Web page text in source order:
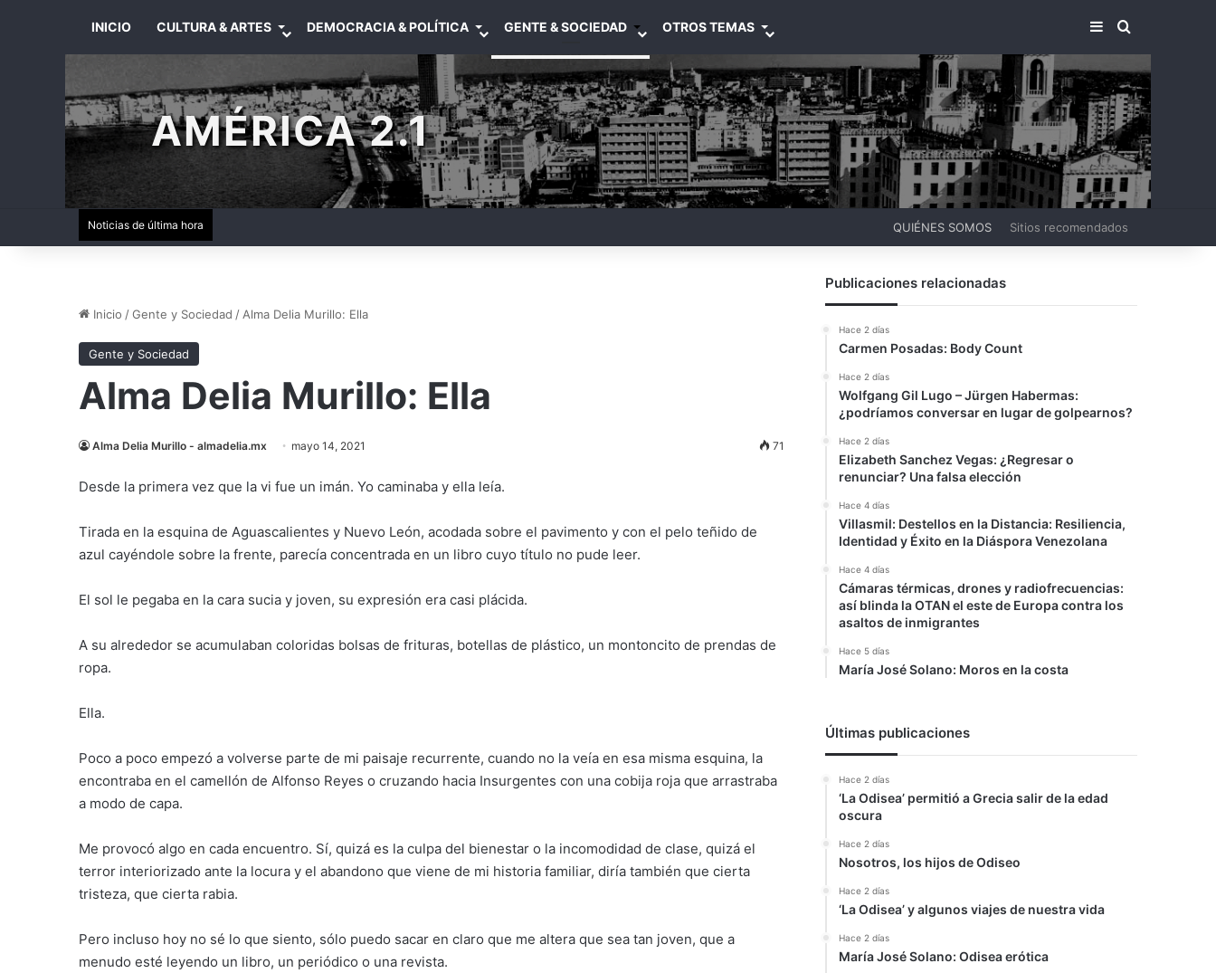
INICIO CULTURA & ARTES DEMOCRACIA & POLÍTICA GENTE & SOCIEDAD OTROS TEMAS BARRA LATERAL
BUSCAR
AMÉRICA 2.1
Noticias de última hora QUIÉNES SOMOS Sitios recomendados
Inicio /Gente y Sociedad / Alma Delia Murillo: Ella
Gente y Sociedad
Alma Delia Murillo: Ella
Alma Delia Murillo - almadelia.mx mayo 14, 2021 71
Desde la primera vez que la vi fue un imán. Yo caminaba y ella leía.
Tirada en la esquina de Aguascalientes y Nuevo León, acodada sobre el pavimento y con el pelo teñido de
azul cayéndole sobre la frente, parecía concentrada en un libro cuyo título no pude leer.
El sol le pegaba en la cara sucia y joven, su expresión era casi plácida.
A su alrededor se acumulaban coloridas bolsas de frituras, botellas de plástico, un montoncito de prendas de
ropa.
Ella.
Poco a poco empezó a volverse parte de mi paisaje recurrente, cuando no la veía en esa misma esquina, la
encontraba en el camellón de Alfonso Reyes o cruzando hacia Insurgentes con una cobija roja que arrastraba
a modo de capa.
Me provocó algo en cada encuentro. Sí, quizá es la culpa del bienestar o la incomodidad de clase, quizá el
terror interiorizado ante la locura y el abandono que viene de mi historia familiar, diría también que cierta
tristeza, que cierta rabia.
Pero incluso hoy no sé lo que siento, sólo puedo sacar en claro que me altera que sea tan joven, que a
menudo esté leyendo un libro, un periódico o una revista.
Publicaciones relacionadas
Hace 2 días
Carmen Posadas: Body Count
Hace 2 días
Wolfgang Gil Lugo – Jürgen Habermas:
¿podríamos conversar en lugar de golpearnos?
Hace 2 días
Elizabeth Sanchez Vegas: ¿Regresar o
renunciar? Una falsa elección
Hace 4 días
Villasmil: Destellos en la Distancia: Resiliencia,
Identidad y Éxito en la Diáspora Venezolana
Hace 4 días
Cámaras térmicas, drones y radiofrecuencias:
así blinda la OTAN el este de Europa contra los
asaltos de inmigrantes
Hace 5 días
María José Solano: Moros en la costa
Últimas publicaciones
Hace 2 días
‘La Odisea’ permitió a Grecia salir de la edad
oscura
Hace 2 días
Nosotros, los hijos de Odiseo
Hace 2 días
‘La Odisea’ y algunos viajes de nuestra vida
Hace 2 días
María José Solano: Odisea erótica